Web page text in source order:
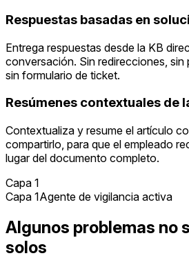
Respuestas basadas en
Entrega respuestas desde la KB
conversación. Sin redirecciones, sin
sin formulario de ticket.
Resúmenes contextuales de
Contextualiza y resume el artículo
compartirlo, para que el empleado
lugar del documento completo.
Capa 1
Capa 1Agente de vigilancia activa
Algunos problemas no
solos